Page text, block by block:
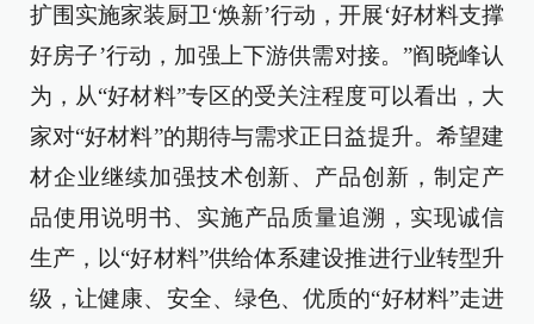
扩围实施家装厨卫‘焕新’行动，开展‘好材料支撑
好房子’行动，加强上下游供需对接。”阎晓峰认
为，从“好材料”专区的受关注程度可以看出，大
家对“好材料”的期待与需求正日益提升。希望建
材企业继续加强技术创新、产品创新，制定产
品使用说明书、实施产品质量追溯，实现诚信
生产，以“好材料”供给体系建设推进行业转型升
级，让健康、安全、绿色、优质的“好材料”走进